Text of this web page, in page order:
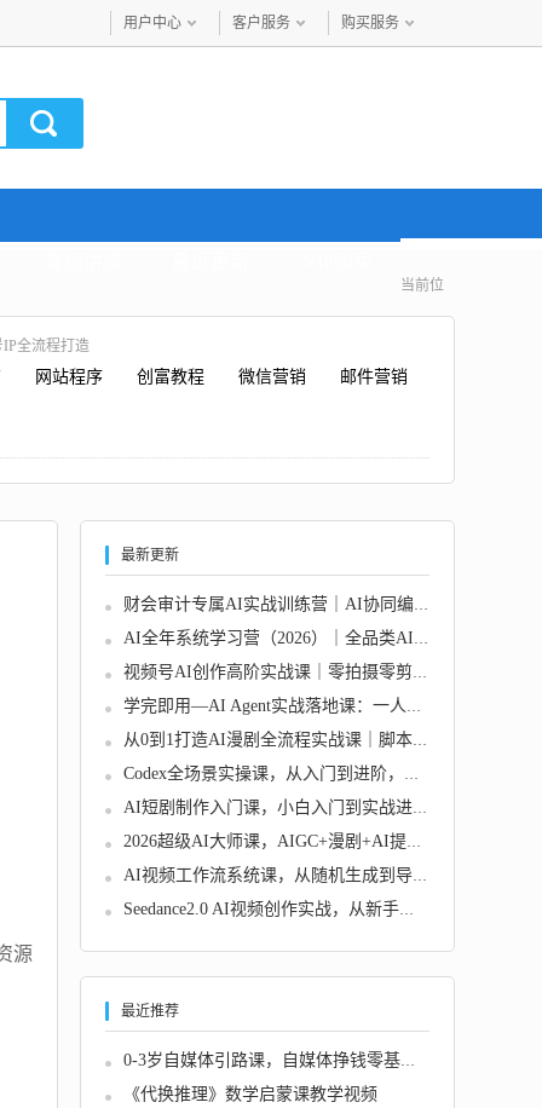
用户中心 客户服务 购买服务
当前位
全流程打造
网站程序 创富教程 微信营销 邮件营销
源
最新更新
财会审计专属AI实战训练营｜AI协同编程+Pytho...
AI全年系统学习营（2026）｜全品类AI工具精通...
视频号AI创作高阶实战课｜零拍摄零剪辑零出镜...
学完即用—AI Agent实战落地课：一人+AI=专业...
从0到1打造AI漫剧全流程实战课｜脚本创作+画面...
Codex全场景实操课，从入门到进阶，自动化办公...
AI短剧制作入门课，小白入门到实战进阶，零起...
2026超级AI大师课，AIGC+漫剧+AI提示词+配套资...
AI视频工作流系统课，从随机生成到导演级控制...
Seedance2.0 AI视频创作实战，从新手到AI导演...
最近推荐
0-3岁自媒体引路课，自媒体挣钱零基础入门，自...
《代换推理》数学启蒙课教学视频